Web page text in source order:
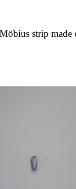
strip made